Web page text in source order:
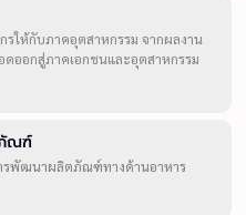
ห้กับภาคอุตสาหกรรม จากผลงาน
ออกสู่ภาคเอกชนและอุตสาหกรรม
ภัณฑ์
รพัฒนาผลิตภัณฑ์ทางด้านอาหาร